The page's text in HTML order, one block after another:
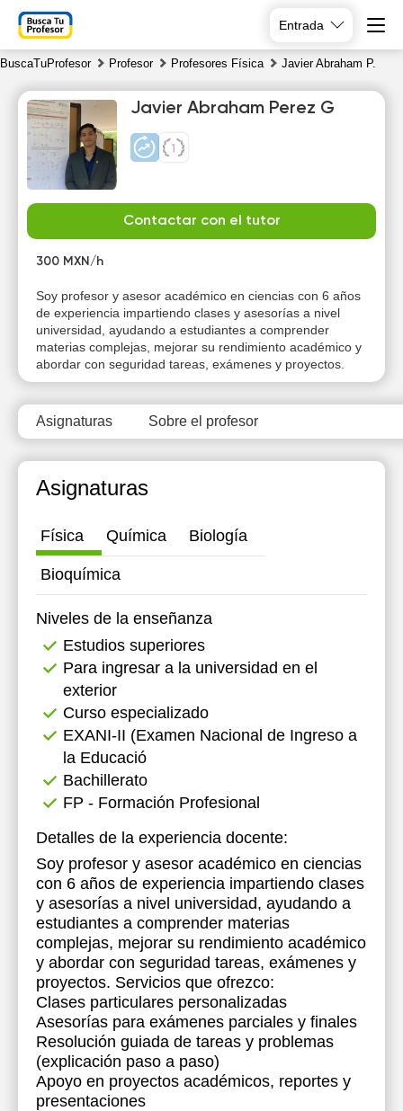
Entrada
BuscaTuProfesor Profesor Profesores Física Javier Abraham P.
Javier Abraham Perez G
Contactar con el tutor
300 MXN/h
Soy profesor y asesor académico en ciencias con 6 años
de experiencia impartiendo clases y asesorías a nivel
universidad, ayudando a estudiantes a comprender
materias complejas, mejorar su rendimiento académico y
abordar con seguridad tareas, exámenes y proyectos.
Asignaturas Sobre el profesor
Asignaturas
Física Química Biología
Bioquímica
Niveles de la enseñanza
Estudios superiores
Para ingresar a la universidad en el
exterior
Curso especializado
EXANI-II (Examen Nacional de Ingreso a
la Educació
Bachillerato
FP - Formación Profesional
Detalles de la experiencia docente:
Soy profesor y asesor académico en ciencias
con 6 años de experiencia impartiendo clases
y asesorías a nivel universidad, ayudando a
estudiantes a comprender materias
complejas, mejorar su rendimiento académico
y abordar con seguridad tareas, exámenes y
proyectos. Servicios que ofrezco:
Clases particulares personalizadas
Asesorías para exámenes parciales y finales
Resolución guiada de tareas y problemas
(explicación paso a paso)
Apoyo en proyectos académicos, reportes y
presentaciones
6
Fr
7
Sa
8
9
10:00
10:30
11:00
12:00
12:30
13:30
14:30
15:30
16:30
17:30
18:00
18:30
19:00
19:30
20:00
20:30
21:00
10:00
10:30
11:00
12:30
14:30
16:30
18:30
19:00
19:30
20:00
21:00